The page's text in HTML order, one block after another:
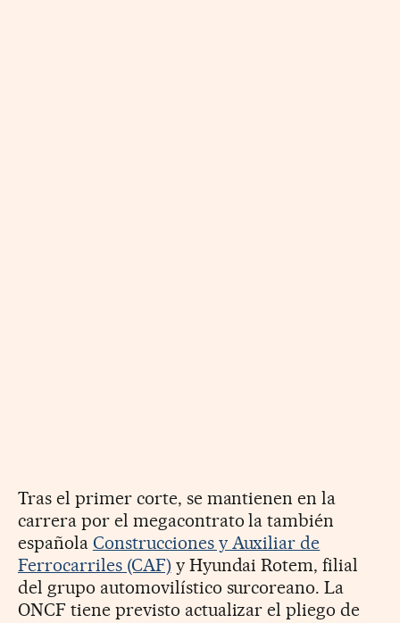
Tras el primer corte, se mantienen en la
carrera por el megacontrato la también
española Construcciones y Auxiliar de
Ferrocarriles (CAF) y Hyundai Rotem, filial
del grupo automovilístico surcoreano. La
ONCF tiene previsto actualizar el pliego de